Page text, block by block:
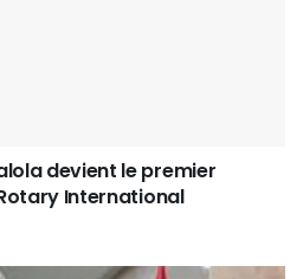
devient le premier
International